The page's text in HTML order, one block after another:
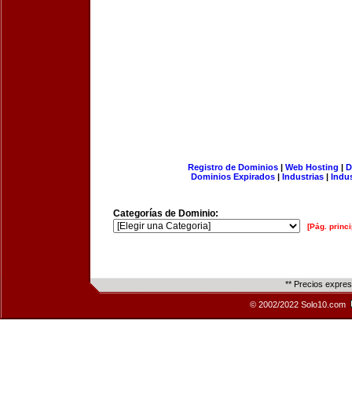
Registro de Dominios| Web Hosting |
Dominios Expirados | Industrias |
Categorías de Dominio:
[Pág.
** Precios
© 2002/2022 Solo10.com